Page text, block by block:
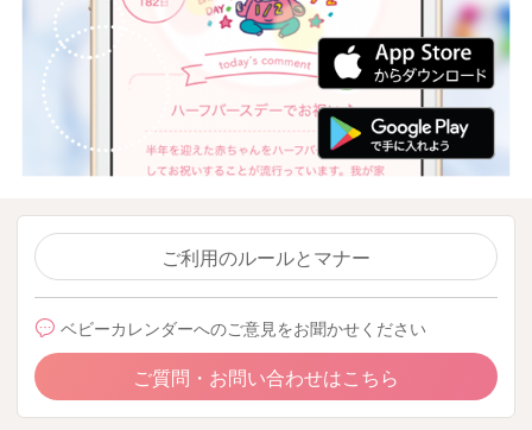
ご利用のルールとマナー
ベビーカレンダーへのご意見をお聞かせください
ご質問・お問い合わせはこちら